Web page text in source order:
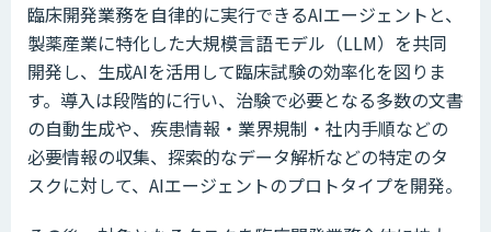
臨床開発業務を自律的に実行できるAIエージェントと、
製薬産業に特化した大規模言語モデル（LLM）を共同
開発し、生成AIを活用して臨床試験の効率化を図りま
す。導入は段階的に行い、治験で必要となる多数の文書
の自動生成や、疾患情報・業界規制・社内手順などの
必要情報の収集、探索的なデータ解析などの特定のタ
スクに対して、AIエージェントのプロトタイプを開発。